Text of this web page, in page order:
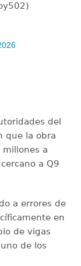
del
que la obra
a
a Q9
a errores de
en
de vigas
de los